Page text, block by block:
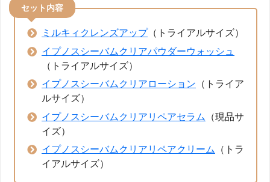
セット内容
ミルキィクレンズアップ（トライアルサイズ）
イプノスシーバムクリアパウダーウォッシュ
（トライアルサイズ）
イプノスシーバムクリアローション （トライア
ルサイズ）
イプノスシーバムクリアリペアセラム
（現品サ
イズ）
イプノスシーバムクリアリペアクリーム
（トラ
イアルサイズ）